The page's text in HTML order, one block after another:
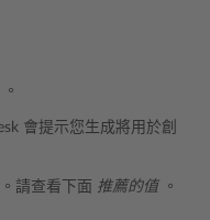
。
會提示您生成將用於創
請查看下面 推薦的值。